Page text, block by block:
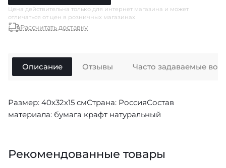
Цена действительна только для интернет магазина и может
отличаться от цен в розничных магазинах
Рассчитать доставку
Описание
Размер: 40х32х15 смСтрана: РоссияСостав
материала: бумага крафт натуральный
Отзывы Часто задаваемые
Рекомендованные товары